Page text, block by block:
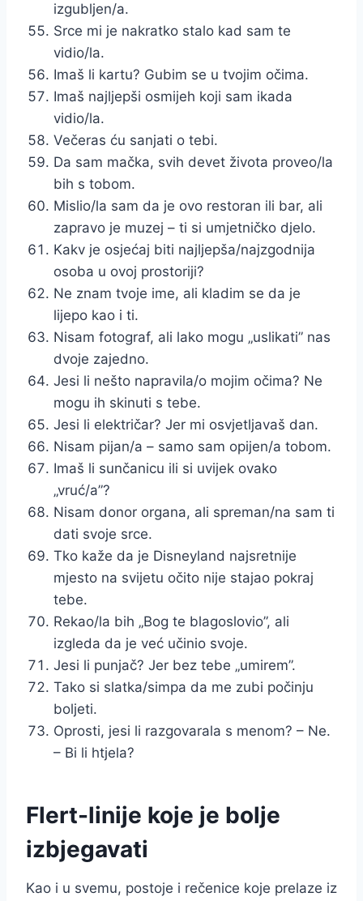
izgubljen/a.
Srce mi je nakratko stalo kad sam te
vidio/la.
Imaš li kartu? Gubim se u tvojim očima.
Imaš najljepši osmijeh koji sam ikada
vidio/la.
Večeras ću sanjati o tebi.
Da sam mačka, svih devet života proveo/la
bih s tobom.
Mislio/la sam da je ovo restoran ili bar, ali
zapravo je muzej – ti si umjetničko djelo.
Kakv je osjećaj biti najljepša/najzgodnija
osoba u ovoj prostoriji?
Ne znam tvoje ime, ali kladim se da je
lijepo kao i ti.
Nisam fotograf, ali lako mogu „uslikati” nas
dvoje zajedno.
Jesi li nešto napravila/o mojim očima? Ne
mogu ih skinuti s tebe.
Jesi li električar? Jer mi osvjetljavaš dan.
Nisam pijan/a – samo sam opijen/a tobom.
Imaš li sunčanicu ili si uvijek ovako
„vruć/a”?
Nisam donor organa, ali spreman/na sam ti
dati svoje srce.
Tko kaže da je Disneyland najsretnije
mjesto na svijetu očito nije stajao pokraj
tebe.
Rekao/la bih „Bog te blagoslovio”, ali
izgleda da je već učinio svoje.
Jesi li punjač? Jer bez tebe „umirem”.
Tako si slatka/simpa da me zubi počinju
boljeti.
Oprosti, jesi li razgovarala s menom? – Ne.
– Bi li htjela?
Flert-linije koje je bolje
izbjegavati
Kao i u svemu, postoje i rečenice koje prelaze iz